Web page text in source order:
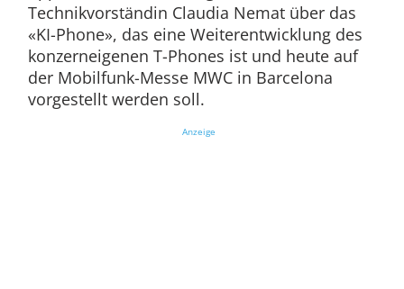
Technikvorständin Claudia Nemat über das
«KI-Phone», das eine Weiterentwicklung des
konzerneigenen T-Phones ist und heute auf
der Mobilfunk-Messe MWC in Barcelona
vorgestellt werden soll.
Anzeige